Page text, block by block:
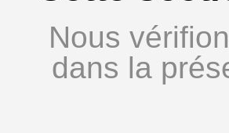
Nous
dans la